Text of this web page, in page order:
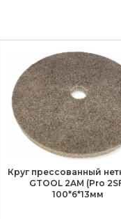
Круг прессованный
GTOOL 2AM (Pro
100*6*13мм